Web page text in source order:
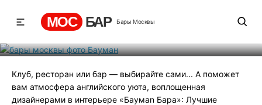
МОС БАР Бары Москвы
Клуб, ресторан или бар — выбирайте сами... А поможет
вам атмосфера английского уюта, воплощенная
дизайнерами в интерьере «Баумаn Бара»: Лучшие